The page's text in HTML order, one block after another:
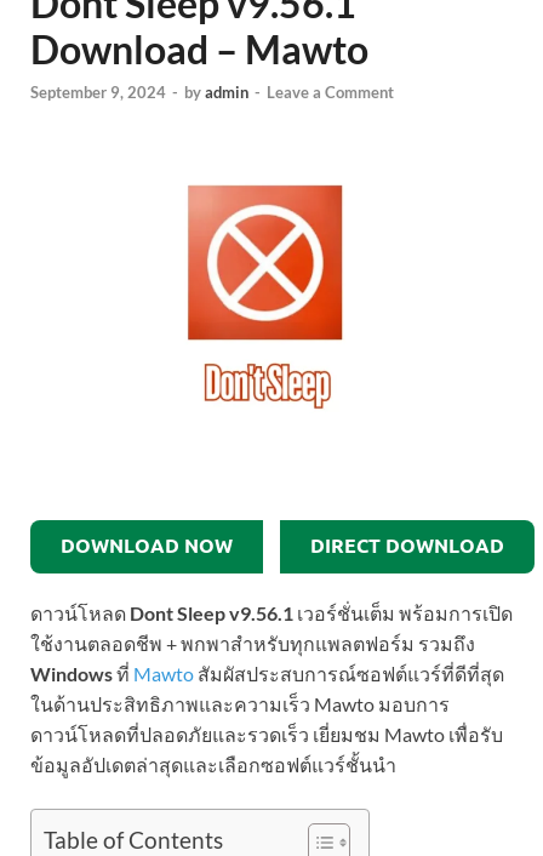
Download – Mawto
September 9, 2024 - byadmin - Leave a Comment
DOWNLOAD NOW DIRECT DOWNLOAD
ดาวน์โหลด Dont Sleep v9.56.1 เวอร์ชั่นเต็ม พร้อมการเปิด
ใช้งานตลอดชีพ + พกพาสำหรับทุกแพลตฟอร์ม รวมถึง
Windowsที่ Mawto สัมผัสประสบการณ์ซอฟต์แวร์ที่ดีที่สุด
ในด้านประสิทธิภาพและความเร็ว Mawto มอบการ
ดาวน์โหลดที่ปลอดภัยและรวดเร็ว เยี่ยมชม Mawto เพื่อรับ
ข้อมูลอัปเดตล่าสุดและเลือกซอฟต์แวร์ชั้นนำ
Table of Contents